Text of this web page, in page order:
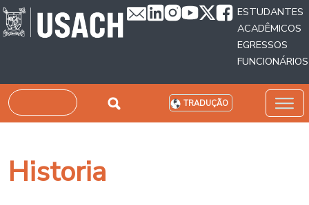
Passar para o conteúdo principal
ESTUDANTES
ACADÊMICOS
EGRESSOS
FUNCIONÁRIOS
Pesquisar TRADUÇÃO
Historia